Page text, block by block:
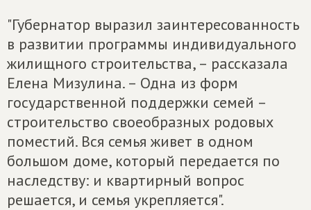
"Губернатор выразил заинтересованность
в развитии программы индивидуального
жилищного строительства, – рассказала
Елена Мизулина. – Одна из форм
государственной поддержки семей –
строительство своеобразных родовых
поместий. Вся семья живет в одном
большом доме, который передается по
наследству: и квартирный вопрос
решается, и семья укрепляется".